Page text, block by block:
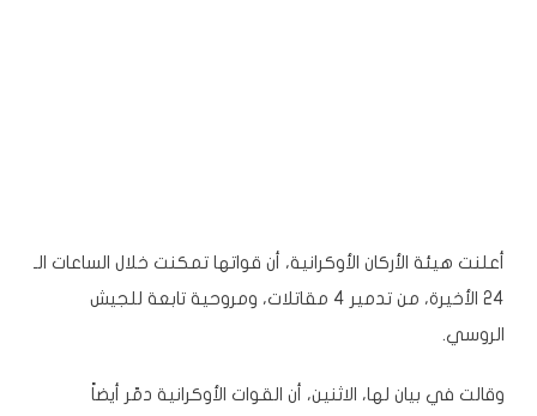
أعلنت هيئة الأركان الأوكرانية، أن قواتها تمكنت خلال الساعات الـ
24 الأخيرة، من تدمير 4 مقاتلات، ومروحية تابعة للجيش
الروسي.
وقالت في بيان لها، الاثنين، أن القوات الأوكرانية دمّر أيضاً